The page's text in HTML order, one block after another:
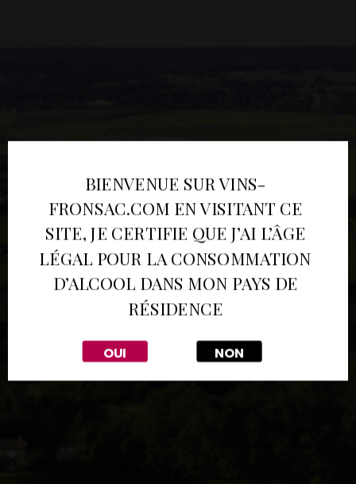
Grandeur Nature
Beauté et authenticité, au
confluent de deux rivières
Grandeur Nature
Beauté et authenticité, au
confluent de deux rivières
BIENVENUE SUR VINS-
FRONSAC.COM EN VISITANT CE
SITE, JE CERTIFIE QUE J’AI L’ÂGE
LÉGAL POUR LA CONSOMMATION
D’ALCOOL DANS MON PAYS DE
RÉSIDENCE
OUI NON